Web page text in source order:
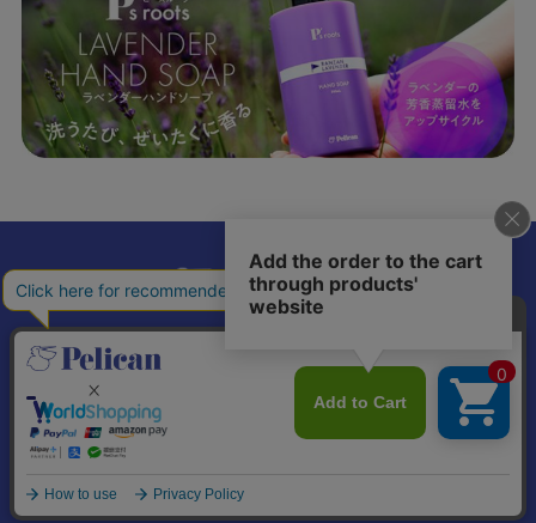
個人情報の取り扱いについて 特定商取引法に基づく表記
© Pelican Soap Co., Ltd. All Rights Reserved.